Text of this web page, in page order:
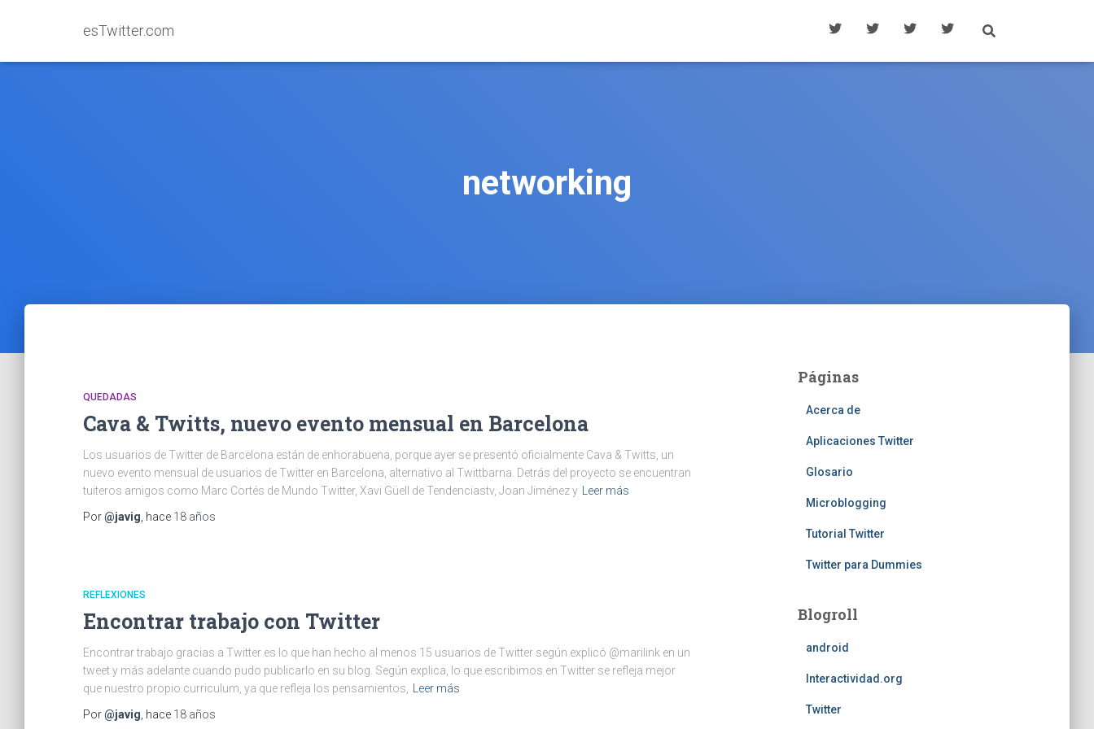
esTwitter.com
networking
QUEDADAS
Cava & Twitts, nuevo evento mensual en Barcelona
Los usuarios de Twitter de Barcelona están de enhorabuena, porque ayer se presentó oficialmente Cava & Twitts, un
nuevo evento mensual de usuarios de Twitter en Barcelona, alternativo al Twittbarna. Detrás del proyecto se encuentran
tuiteros amigos como Marc Cortés de Mundo Twitter, Xavi Güell de Tendenciastv, Joan Jiménez y
Leer más
Por@javig , hace 18 años
REFLEXIONES
Encontrar trabajo con Twitter
Encontrar trabajo gracias a Twitter es lo que han hecho al menos 15 usuarios de Twitter según explicó @marilink en un
tweet y más adelante cuando pudo publicarlo en su blog. Según explica, lo que escribimos en Twitter se refleja mejor
que nuestro propio curriculum, ya que refleja los pensamientos,
Leer más
Por@javig , hace 18 años
Páginas
Acerca de
Aplicaciones Twitter
Glosario
Microblogging
Tutorial Twitter
Twitter para Dummies
Blogroll
android
Interactividad.org
Twitter